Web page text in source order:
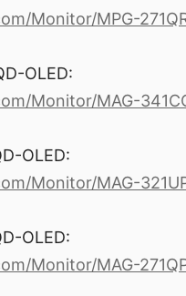
Monitor/MPG-
OLED:
Monitor/MAG-
OLED:
Monitor/MAG-
OLED:
Monitor/MAG-